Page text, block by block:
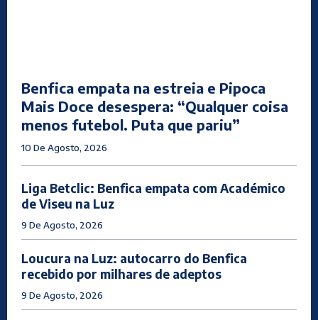
Benfica empata na estreia e Pipoca
Mais Doce desespera: “Qualquer coisa
menos futebol. Puta que pariu”
10 De Agosto, 2026
Liga Betclic: Benfica empata com Académico
de Viseu na Luz
9 De Agosto, 2026
Loucura na Luz: autocarro do Benfica
recebido por milhares de adeptos
9 De Agosto, 2026